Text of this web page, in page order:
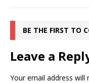
BE THE FIRST TO
Leave a
Your email address will